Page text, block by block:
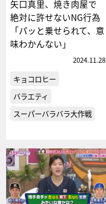
矢口真里、焼き肉屋で
絶対に許せないNG行為
「パッと乗せられて、意
味わかんない」
2024.11.28
キョコロヒー
バラエティ
スーパーバラバラ大作戦